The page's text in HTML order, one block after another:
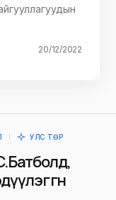
20/12/2022
УЛС ТӨР
өгнө